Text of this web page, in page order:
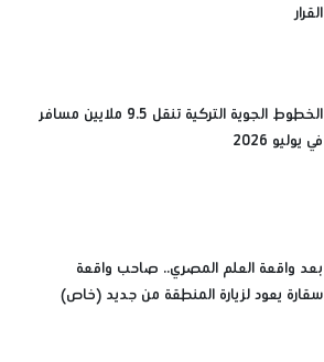
القرار
الخطوط الجوية التركية تنقل 9.5 ملايين مسافر
في يوليو 2026
بعد واقعة العلم المصري.. صاحب واقعة
سقارة يعود لزيارة المنطقة من جديد (خاص)